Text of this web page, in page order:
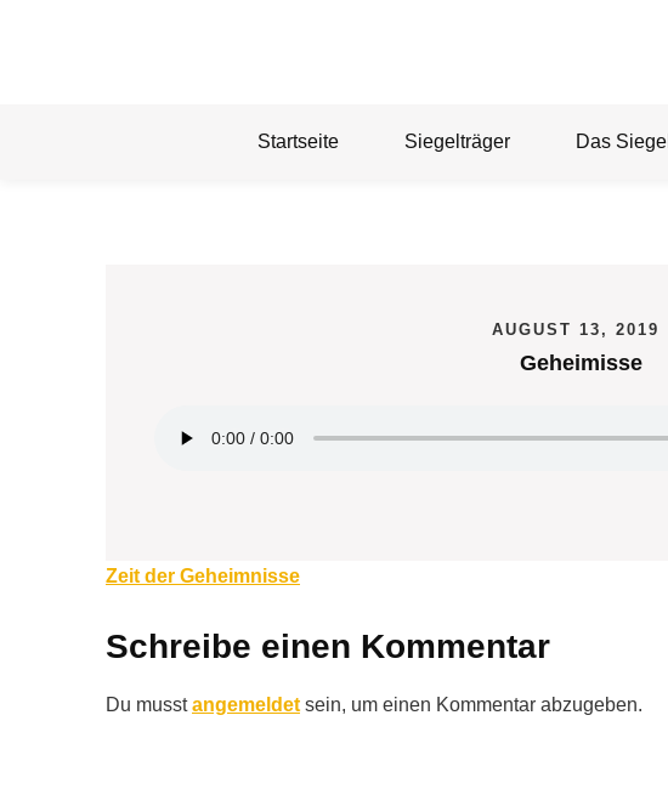
Startseite Siegelträger Das Siegel
AUGUST 13, 2019
Geheimisse
Beitragsnavigation
Zeit der Geheimnisse
Schreibe einen Kommentar
Du musstangemeldet sein, um einen Kommentar abzugeben.